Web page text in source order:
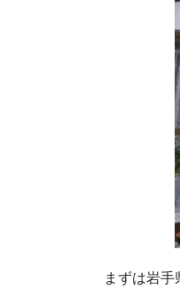
まずは岩手